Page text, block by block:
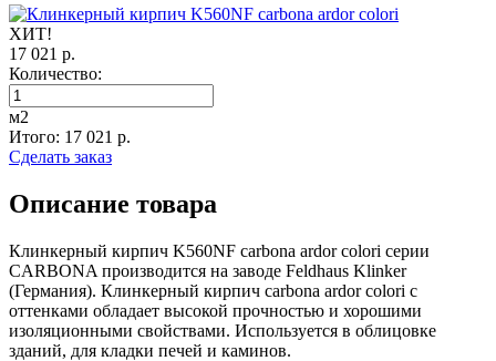
ХИТ!
17 021 р.
Количество:
м2
Итого: 17 021 р.
Сделать заказ
Описание товара
Клинкерный кирпич K560NF carbona ardor colori серии
CARBONA производится на заводе Feldhaus Klinker
(Германия). Клинкерный кирпич carbona ardor colori с
оттенками обладает высокой прочностью и хорошими
изоляционными свойствами. Используется в облицовке
зданий, для кладки печей и каминов.